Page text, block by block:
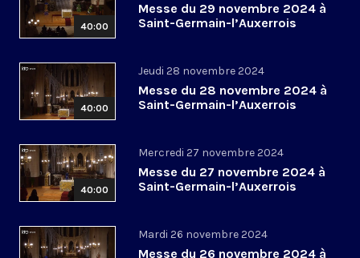
40:00
Messe du 29 novembre 2024 à
Saint-Germain-l’Auxerrois
40:00
Jeudi 28 novembre 2024
Messe du 28 novembre 2024 à
Saint-Germain-l’Auxerrois
40:00
Mercredi 27 novembre 2024
Messe du 27 novembre 2024 à
Saint-Germain-l’Auxerrois
Mardi 26 novembre 2024
Messe du 26 novembre 2024 à